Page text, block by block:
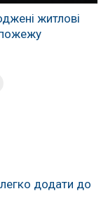
житлові
пожежу
легко додати до